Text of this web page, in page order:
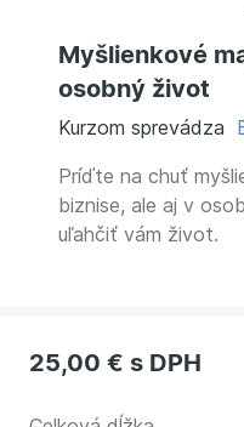
Myšlienkové
osobný život
Kurzom sprevádza
Príďte na chuť
biznise, ale aj v
uľahčiť vám život.
25,00 € s DPH